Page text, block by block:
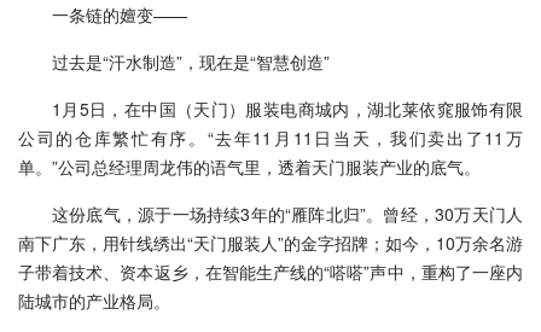
一条链的嬗变——
过去是“汗水制造”，现在是“智慧创造”
1月5日，在中国（天门）服装电商城内，湖北莱依窕服饰有限
公司的仓库繁忙有序。“去年11月11日当天，我们卖出了11万
单。”公司总经理周龙伟的语气里，透着天门服装产业的底气。
这份底气，源于一场持续3年的“雁阵北归”。曾经，30万天门人
南下广东，用针线绣出“天门服装人”的金字招牌；如今，10万余名游
子带着技术、资本返乡，在智能生产线的“嗒嗒”声中，重构了一座内
陆城市的产业格局。